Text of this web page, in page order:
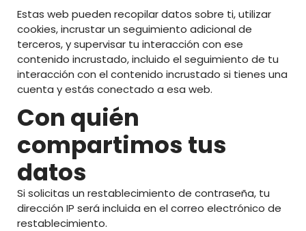
Estas web pueden recopilar datos sobre ti, utilizar
cookies, incrustar un seguimiento adicional de
terceros, y supervisar tu interacción con ese
contenido incrustado, incluido el seguimiento de tu
interacción con el contenido incrustado si tienes una
cuenta y estás conectado a esa web.
Con quién
compartimos tus
datos
Si solicitas un restablecimiento de contraseña, tu
dirección IP será incluida en el correo electrónico de
restablecimiento.